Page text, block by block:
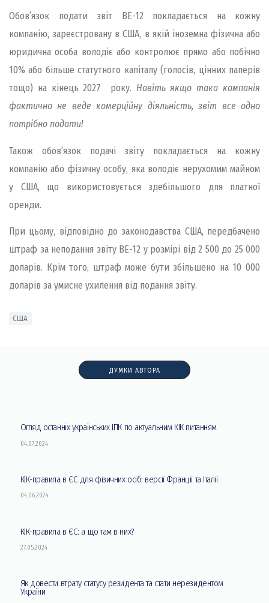
Обов’язок подати звіт BE-12 покладається на кожну
компанію, зареєстровану в США, в якій іноземна фізична або
юридична особа володіє або контролює прямо або побічно
10% або більше статутного капіталу (голосів, цінних паперів
тощо) на кінець 2027 року. Навіть якщо така компанія
фактично не веде комерційну діяльність, звіт все одно
потрібно подати!
Також обов’язок подачі звіту покладається на кожну
компанію або фізичну особу, яка володіє нерухомим майном
у США, що використовується здебільшого для платної
оренди.
При цьому, відповідно до законодавства США, передбачено
штраф за неподання звіту BE-12 у розмірі від 2 500 до 25 000
доларів. Крім того, штраф може бути збільшено на 10 000
доларів за умисне ухилення від подання звіту.
США
ДУМКИ АВТОРА
Огляд останніх українських ІПК по актуальним КІК питанням
04.07.2024
КІК-правила в ЄС для фізичних осіб: версії Франції та Італії
04.06.2024
КІК-правила в ЄС: а що там в них?
27.05.2024
Як довести втрату статусу резидента та стати нерезидентом
України